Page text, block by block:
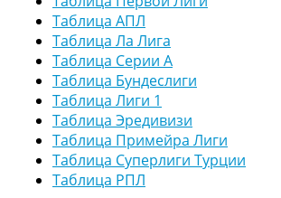
Таблица АПЛ
Таблица Ла Лига
Таблица Серии А
Таблица Бундеслиги
Таблица Лиги 1
Таблица Эредивизи
Таблица Примейра Лиги
Таблица Суперлиги Турции
Таблица РПЛ